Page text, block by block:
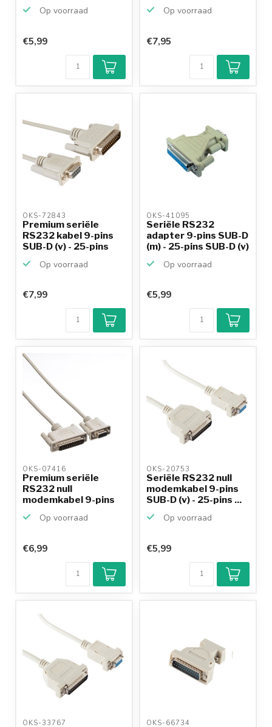
Op voorraad
€5,99
Op voorraad
€7,95
OKS-72843
Premium seriële
RS232 kabel 9-pins
SUB-D (v) - 25-pins
Op voorraad
€7,99
OKS-41095
Seriële RS232
adapter 9-pins SUB-D
(m) - 25-pins SUB-D (v)
Op voorraad
€5,99
OKS-07416
Premium seriële
RS232 null
modemkabel 9-pins
Op voorraad
€6,99
OKS-20753
Seriële RS232 null
modemkabel 9-pins
SUB-D (v) - 25-pins ...
Op voorraad
€5,99
OKS-33767 OKS-66734